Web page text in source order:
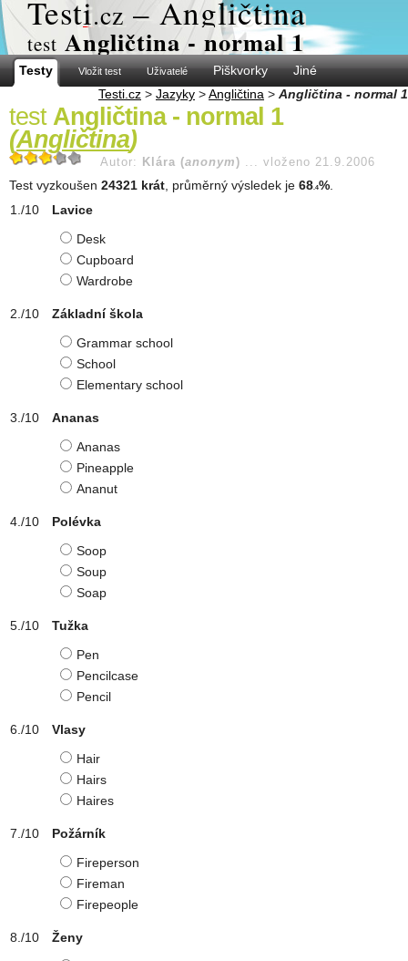
Testi.cz – Angličtina
test Angličtina - normal 1
Testy Vložit test Uživatelé Piškvorky
Jiné
Testi.cz > Jazyky >Angličtina > Angličtina - normal 1
test Angličtina - normal 1
(Angličtina)
Autor: Klára (anonym ) ... vloženo 21.9.2006
Test vyzkoušen 24321 krát , průměrný výsledek je 68 .4%
Lavice
Desk
Cupboard
Wardrobe
Základní škola
Grammar school
School
Elementary school
Ananas
Ananas
Pineapple
Ananut
Polévka
Soop
Soup
Soap
Tužka
Pen
Pencilcase
Pencil
Vlasy
Hair
Hairs
Haires
Požárník
Fireperson
Fireman
Firepeople
Ženy